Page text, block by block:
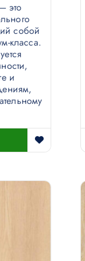
это
собой
класса.
и